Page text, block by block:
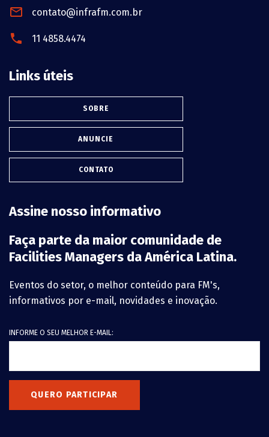
contato@infrafm.com.br
11 4858.4474
Links úteis
SOBRE
ANUNCIE
CONTATO
Assine nosso informativo
Faça parte da maior comunidade de
Facilities Managers da América Latina.
Eventos do setor, o melhor conteúdo para FM's,
informativos por e-mail, novidades e inovação.
INFORME O SEU MELHOR E-MAIL:
QUERO PARTICIPAR